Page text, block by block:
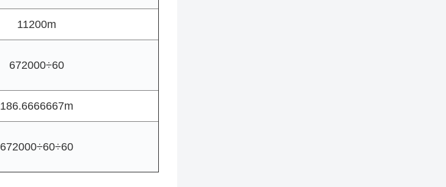
11200m
672000÷60
186.6666667m
672000÷60÷60